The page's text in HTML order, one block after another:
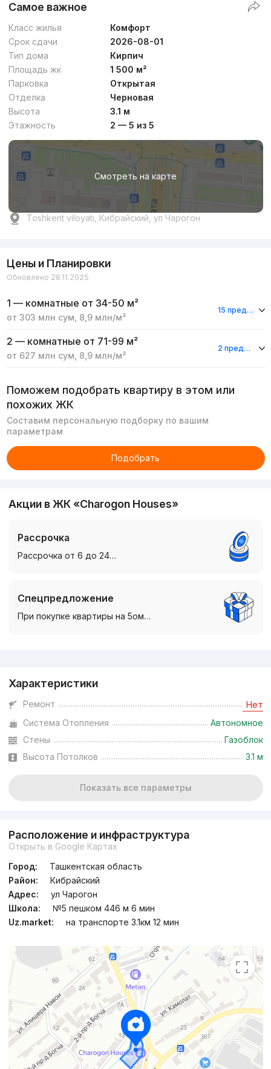
Самое важное
Класс жилья
Комфорт
Срок сдачи
2026-08-01
Тип дома
Кирпич
Площадь жк
1 500 м²
Парковка
Открытая
Отделка
Черновая
Высота
3.1 м
Этажность
2 — 5 из 5
Смотреть на карте
Toshkent viloyati, Кибрайский, ул Чарогон
Цены и Планировки
Обновлено 28.11.2025
1 — комнатные от 34-50 м²
от 303 млн сум 8,9 млн/м²
15 предложений
2 — комнатные от 71-99 м²
от 627 млн сум 8,9 млн/м²
2 предложения
Поможем подобрать квартиру в этом или
похожих ЖК
Составим персональную подборку по вашим
параметрам
Подобрать
Акции в ЖК «Charogon Houses»
Рассрочка
Рассрочка от 6 до 24…
Спецпредложение
При покупке квартиры на 5ом…
Характеристики
Ремонт Нет
Система Отопления
Автономное
Стены
Газоблок
Высота Потолков
3.1 м
Показать все параметры
Расположение и инфраструктура
Открыть в Google Картах
Город:
Ташкентская область
Район:
Кибрайский
Адрес:
ул Чарогон
Школа:
№5 пешком 446 м 6 мин
Uz.market:
на транспорте 3.1км 12 мин